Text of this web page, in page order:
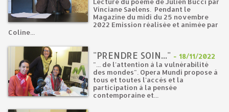
Vinciane Saelens. Pendant le
Magazine du midi du 25 novembre
2022 Emission réalisée et animée par
Coline...
"PRENDRE SOIN..." - 18/11/2022
"... de l'attention à la vulnérabilité
des mondes". Opera Mundi propose à
tous et toutes l'accès et la
participation à la pensée
contemporaine et...